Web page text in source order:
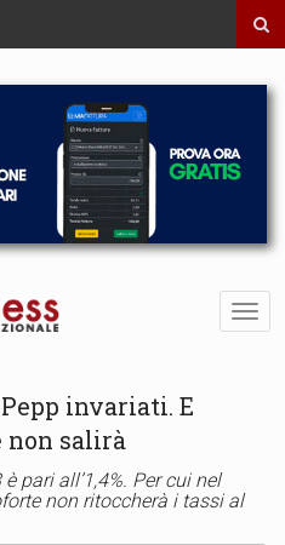
invariati. E
non salirà
pari all’1,4%. Per cui nel
non ritoccherà i tassi al